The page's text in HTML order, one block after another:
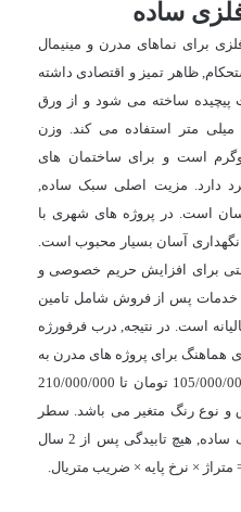
ساده
برای نماهای مدرن و مینیمال
ظاهر تمیز و اقتصادی داشته
پیچیده ساخته می شود و از ورق
فولادی 2 میلی متر و قاب 40×60 میلی متر استفاده می کند. وزن
آن حدود 250 تا 400 کیلوگرم است و برای ساختمان های
دارد. مزیت اصلی سبک ساده,
است. در پروژه های شهری با
و نگهداری آسان بسیار محبوب است.
برای افزایش حریم خصوصی و
خدمات پس از فروش شامل تامین
است. در نتیجه, درب فرفورژه
هماهنگ برای پروژه های مدرن به
105/000/ تومان تا 210/000/000
نوع رنگ متغیر می باشد. سطر
شواهد: در 14 پروژه اجرا شده سبک ساده, هیچ تابیدگی پس از 2 سال
× نرخ پایه × ضریب متریال.